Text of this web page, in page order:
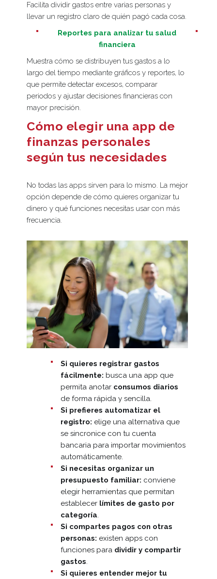
Facilita dividir gastos entre varias personas y
llevar un registro claro de quién pagó cada cosa.
Reportes para analizar tu salud
financiera
Muestra cómo se distribuyen tus gastos a lo
largo del tiempo mediante gráficos y reportes, lo
que permite detectar excesos, comparar
periodos y ajustar decisiones financieras con
mayor precisión.
Cómo elegir una app de
finanzas personales
según tus necesidades
No todas las apps sirven para lo mismo. La mejor
opción depende de cómo quieres organizar tu
dinero y qué funciones necesitas usar con más
frecuencia.
Si quieres registrar gastos
fácilmente: busca una app que
permita anotar consumos diarios
de forma rápida y sencilla.
Si prefieres automatizar el
registro: elige una alternativa que
se sincronice con tu cuenta
bancaria para importar movimientos
automáticamente.
Si necesitas organizar un
presupuesto familiar: conviene
elegir herramientas que permitan
establecer límites de gasto por
categoría.
Si compartes pagos con otras
personas: existen apps con
funciones para dividir y compartir
gastos.
Si quieres entender mejor tu